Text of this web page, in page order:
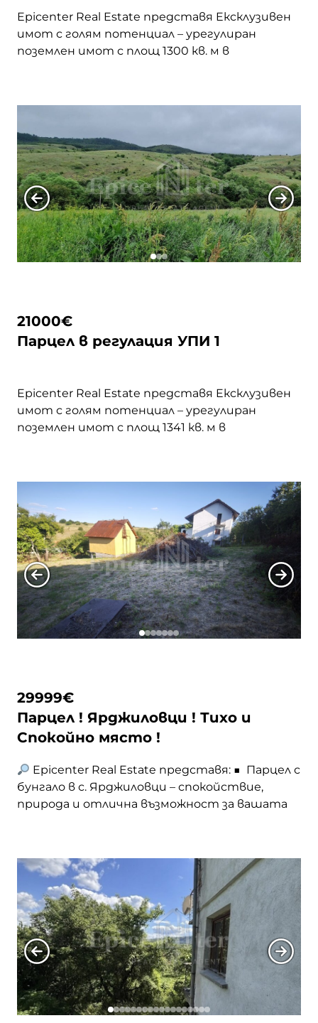
Epicenter Real Estate представя Eксклузивен
имот с голям потенциал – урегулиран
поземлен имот с площ 1300 кв. м в
и за дългосрочна инвестиция, с лесен
среда. Районът е известен с красивата си
природа и близостта до Гърленската … <a
href="https://epicenter.estate/epicenter-
village/">Continued</a>
21000€
Парцел в регулация УПИ 1
Epicenter Real Estate представя Eксклузивен
имот с голям потенциал – урегулиран
поземлен имот с площ 1341 кв. м в
и за дългосрочна инвестиция, с лесен
достъп по асфалтов път и спокойна зелена
среда. Районът е известен с красивата си
природа и близостта до Гърленската … <a
href="https://epicenter.estate/epicenter-
village/">Continued</a>
29999€
Парцел ! Ярджиловци ! Тихо и
Спокойно място !
Epicenter Real Estate представя: ■ Парцел с
бунгало в с. Ярджиловци – спокойствие,
природа и отлична възможност за вашата
Ярджиловци, с площ от 848 кв.м, разположен
на тихо и спокойно място, сред чист въздух
и красива природа. ■ Парцелът е с правилна
форма, … <a
href="https://epicenter.estate/epicenter-
village/">Continued</a>